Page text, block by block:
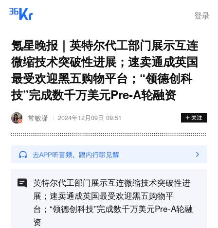
登录
氪星晚报｜英特尔代工部门展示互连
微缩技术突破性进展；速卖通成英国
最受欢迎黑五购物平台；“领德创科
技”完成数千万美元Pre-A轮融资
常敏潇 2024年12月09日 09:51
英特尔代工部门展示互连微缩技术突破性进
展；速卖通成英国最受欢迎黑五购物平
台；“领德创科技”完成数千万美元Pre-A轮融
资